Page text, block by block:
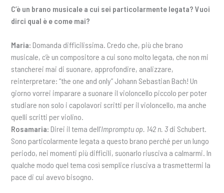
C’è un brano musicale a cui sei particolarmente legata? Vuoi
dirci qual è e come mai?
Maria: Domanda difficilissima. Credo che, più che brano
musicale, c’è un compositore a cui sono molto legata, che non mi
stancherei mai di suonare, approfondire, analizzare,
reinterpretare: “the one and only” Johann Sebastian Bach! Un
giorno vorrei imparare a suonare il violoncello piccolo per poter
studiare non solo i capolavori scritti per il violoncello, ma anche
quelli scritti per violino.
Rosamaria: Direi il tema dell’Impromptu op. 142 n. 3di Schubert.
Sono particolarmente legata a questo brano perché per un lungo
periodo, nei momenti più difficili, suonarlo riusciva a calmarmi. In
qualche modo quel tema così semplice riusciva a trasmettermi la
pace di cui avevo bisogno.